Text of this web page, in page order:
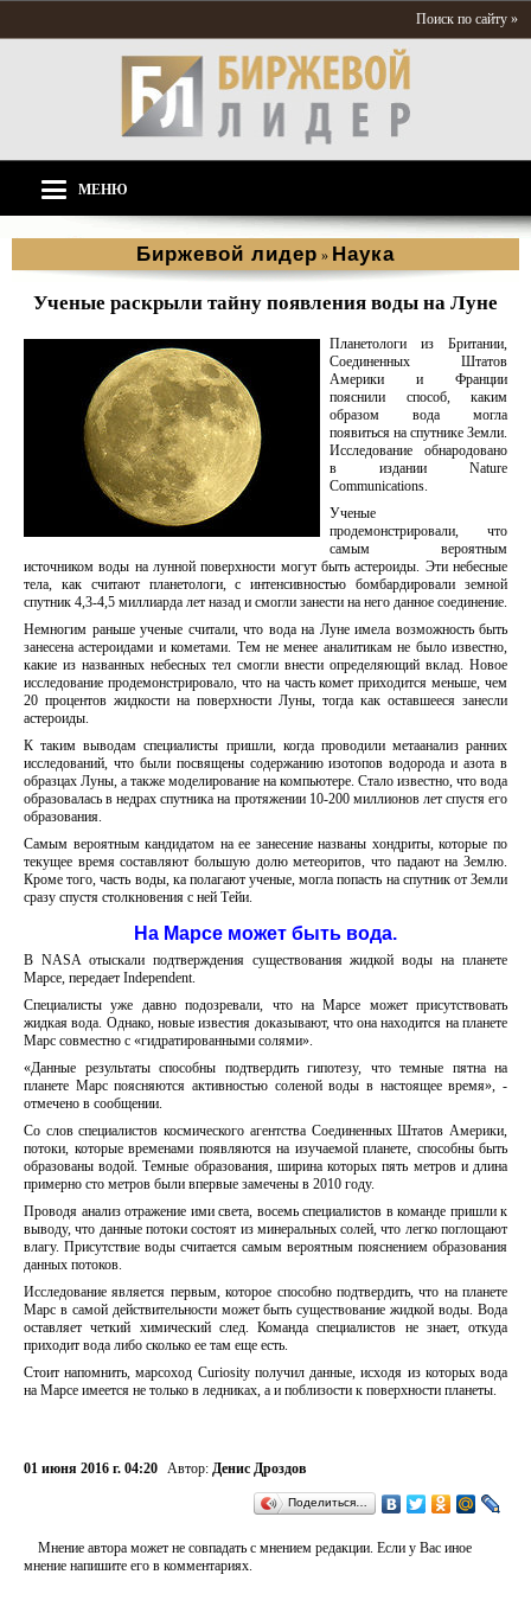
Поиск по сайту »
МЕНЮ
Биржевой лидер » Наука
Ученые раскрыли тайну появления воды на Луне
Планетологи из Британии,
Соединенных Штатов
Америки и Франции
пояснили способ, каким
образом вода могла
появиться на спутнике Земли.
Исследование обнародовано
в издании Nature
Communications.
Ученые
продемонстрировали, что
самым вероятным
источником воды на лунной поверхности могут быть астероиды. Эти небесные
тела, как считают планетологи, с интенсивностью бомбардировали земной
спутник 4,3-4,5 миллиарда лет назад и смогли занести на него данное соединение.
Немногим раньше ученые считали, что вода на Луне имела возможность быть
занесена астероидами и кометами. Тем не менее аналитикам не было известно,
какие из названных небесных тел смогли внести определяющий вклад. Новое
исследование продемонстрировало, что на часть комет приходится меньше, чем
20 процентов жидкости на поверхности Луны, тогда как оставшееся занесли
астероиды.
К таким выводам специалисты пришли, когда проводили метаанализ ранних
исследований, что были посвящены содержанию изотопов водорода и азота в
образцах Луны, а также моделирование на компьютере. Стало известно, что вода
образовалась в недрах спутника на протяжении 10-200 миллионов лет спустя его
образования.
Самым вероятным кандидатом на ее занесение названы хондриты, которые по
текущее время составляют большую долю метеоритов, что падают на Землю.
Кроме того, часть воды, ка полагают ученые, могла попасть на спутник от Земли
сразу спустя столкновения с ней Тейи.
На Марсе может быть вода.
В NASA отыскали подтверждения существования жидкой воды на планете
Марсе, передает Independent.
Специалисты уже давно подозревали, что на Марсе может присутствовать
жидкая вода. Однако, новые известия доказывают, что она находится на планете
Марс совместно с «гидратированными солями».
«Данные результаты способны подтвердить гипотезу, что темные пятна на
планете Марс поясняются активностью соленой воды в настоящее время», -
отмечено в сообщении.
Со слов специалистов космического агентства Соединенных Штатов Америки,
потоки, которые временами появляются на изучаемой планете, способны быть
образованы водой. Темные образования, ширина которых пять метров и длина
примерно сто метров были впервые замечены в 2010 году.
Проводя анализ отражение ими света, восемь специалистов в команде пришли к
выводу, что данные потоки состоят из минеральных солей, что легко поглощают
влагу. Присутствие воды считается самым вероятным пояснением образования
данных потоков.
Исследование является первым, которое способно подтвердить, что на планете
Марс в самой действительности может быть существование жидкой воды. Вода
оставляет четкий химический след. Команда специалистов не знает, откуда
приходит вода либо сколько ее там еще есть.
Стоит напомнить, марсоход Curiosity получил данные, исходя из которых вода
на Марсе имеется не только в ледниках, а и поблизости к поверхности планеты.
01 июня 2016 г. 04:20 Автор: Денис Дроздов
Поделиться…
Мнение автора может не совпадать с мнением редакции. Если у Вас иное
мнение напишите его в комментариях.